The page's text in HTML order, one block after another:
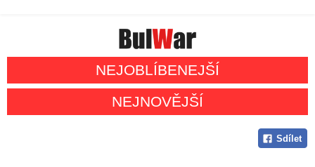
NEJOBLÍBENEJŠÍ
NEJNOVĚJŠÍ
Sdílet